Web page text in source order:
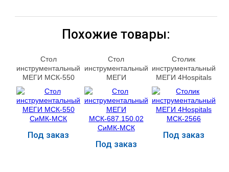
Похожие товары:
Стол
инструментальный
МЕГИ МСК-550
Под заказ
Стол
инструментальный
МЕГИ
МСК-687.150.02
СиМК-МСК
Под заказ
Столик
инструментальный
МЕГИ 4Hospitals
Под заказ